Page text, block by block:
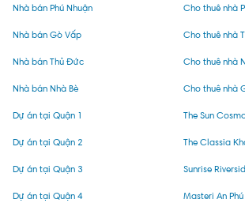
Nhà bán Phú Nhuận
Nhà bán Gò Vấp
Nhà bán Thủ Đức
Nhà bán Nhà Bè
Cho thuê nhà
Cho thuê nhà
Cho thuê nhà
Cho thuê nhà
Dự án tại Quận 1
Dự án tại Quận 2
Dự án tại Quận 3
Dự án tại Quận 4
The Sun
The Classia
Sunrise
Masteri An Phú